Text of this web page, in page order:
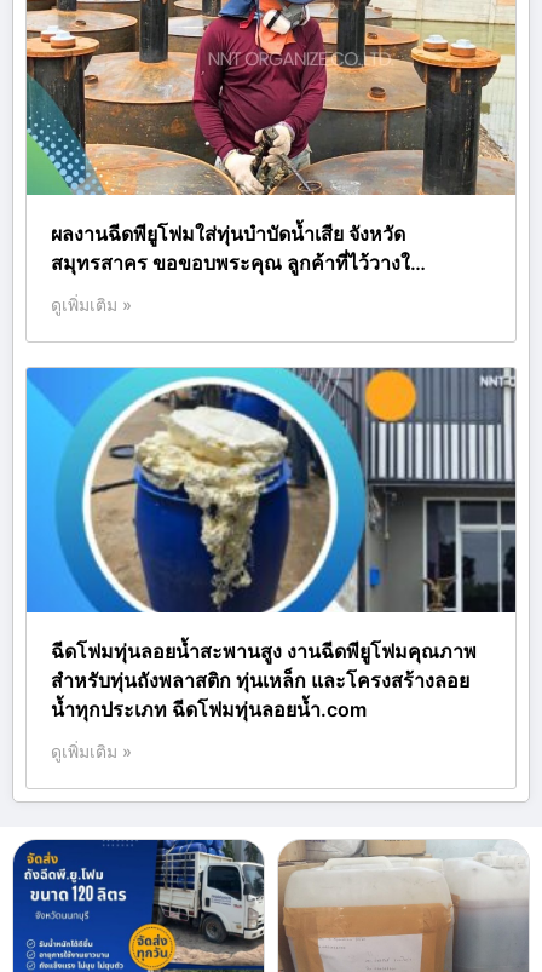
ผลงานฉีดพียูโฟมใส่ทุ่นบำบัดน้ำเสีย จังหวัด
สมุทรสาคร ขอขอบพระคุณ ลูกค้าที่ไว้วางใ…
ดูเพิ่มเติม »
ฉีดโฟมทุ่นลอยน้ำสะพานสูง งานฉีดพียูโฟมคุณภาพ
สำหรับทุ่นถังพลาสติก ทุ่นเหล็ก และโครงสร้างลอย
น้ำทุกประเภท ฉีดโฟมทุ่นลอยน้ำ.com
ดูเพิ่มเติม »